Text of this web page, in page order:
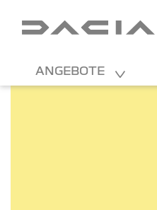
ANGEBOTE